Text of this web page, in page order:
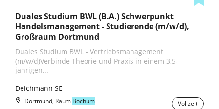
Duales Studium BWL (B.A.) Schwerpunkt
Handelsmanagement - Studierende (m/w/d),
Großraum Dortmund
Duales Studium BWL - Vertriebsmanagement
(m/w/d)Verbinde Theorie und Praxis in einem 3,5-
jährigen...
Deichmann SE
Dortmund, Raum Bochum
Vollzeit